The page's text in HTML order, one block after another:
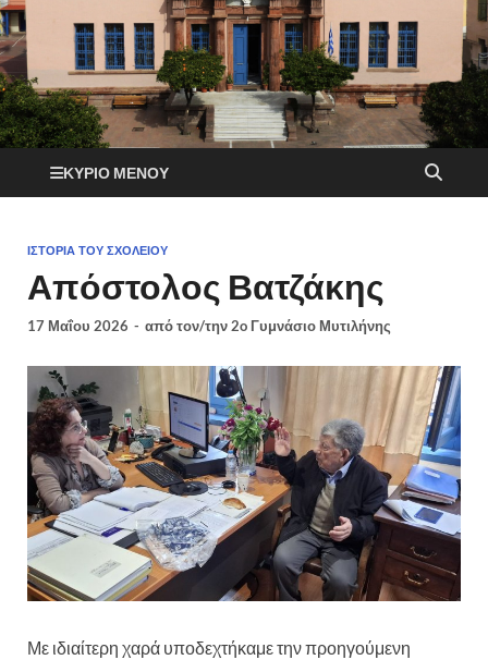
ΚΎΡΙΟ ΜΕΝΟΎ
ΙΣΤΟΡΊΑ ΤΟΥ ΣΧΟΛΕΊΟΥ
Απόστολος Βατζάκης
17 Μαΐου 2026 - από τον/την2o Γυμνάσιο Μυτιλήνης
Με ιδιαίτερη χαρά υποδεχτήκαμε την προηγούμενη